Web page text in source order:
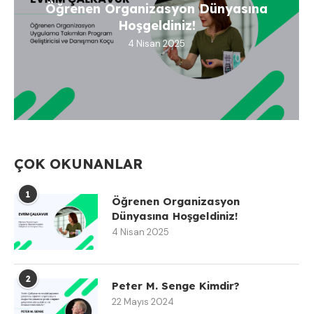
Öğrenen Organizasyon Dünyasına
Hoşgeldiniz!
4 Nisan 2025
ÇOK OKUNANLAR
1
Öğrenen Organizasyon
Dünyasına Hoşgeldiniz!
4 Nisan 2025
2
Peter M. Senge Kimdir?
22 Mayıs 2024